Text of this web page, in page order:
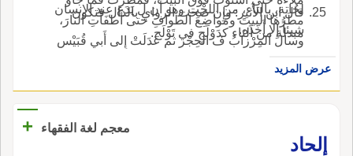
مطَرُها البيتَ ومواضِعَ الطوافِ حتى أَطفَأَتِ النارَ،
وسالَ المِرْزابُ ف الحِجْر ثم عَدَلَتْ إِلى أَبي قُبَيْس
فرمت بالصاعقة فأَحرق المَنْجَنِيق وما فيها؛ قال:
فقال الرجل سمعت أَبي يحدث بهذا الحديث؛ قال:
لمَّا أَحْرَقَتِ المَنْجَنِيق أَمْسَك الحجاجُ عن القتال،
لحُاتة، بالتاء، من اللحْت وهو أَن ل يَدَع عند الإِنسان
شيئاً إِلا أَخَذَه.
قال ابن الأَثير: وإِن صحت الرواي بالدال فتكون
مبدلة من التاء كدَوْلَجٍ في تَوْلَج.
عرض المزيد
معجم لغة الفقهاء
+
‏إلحاد‏